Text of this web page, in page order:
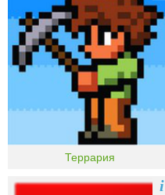
Террария
i